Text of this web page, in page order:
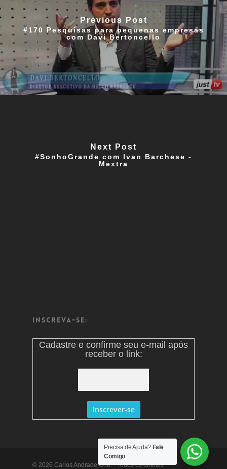
Previous Post
#170 Pesquisas para pequenas empresas
com Davi Bertoncello
Next Post
#SonhoGrande com Ivan Barchese -
Mextra
Inscreva-se:
Cadastre e confirme seu e-mail após
receber o link:
© 2026 Carlos Andrade Ono. - Todos os direitos
Precisa de Ajuda? Fale
Comigo